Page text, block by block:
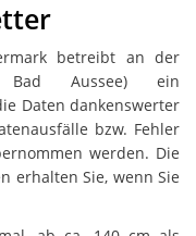
betreibt an der
Bad Aussee) ein
Daten dankenswerter
bzw. Fehler
werden. Die
erhalten Sie, wenn Sie